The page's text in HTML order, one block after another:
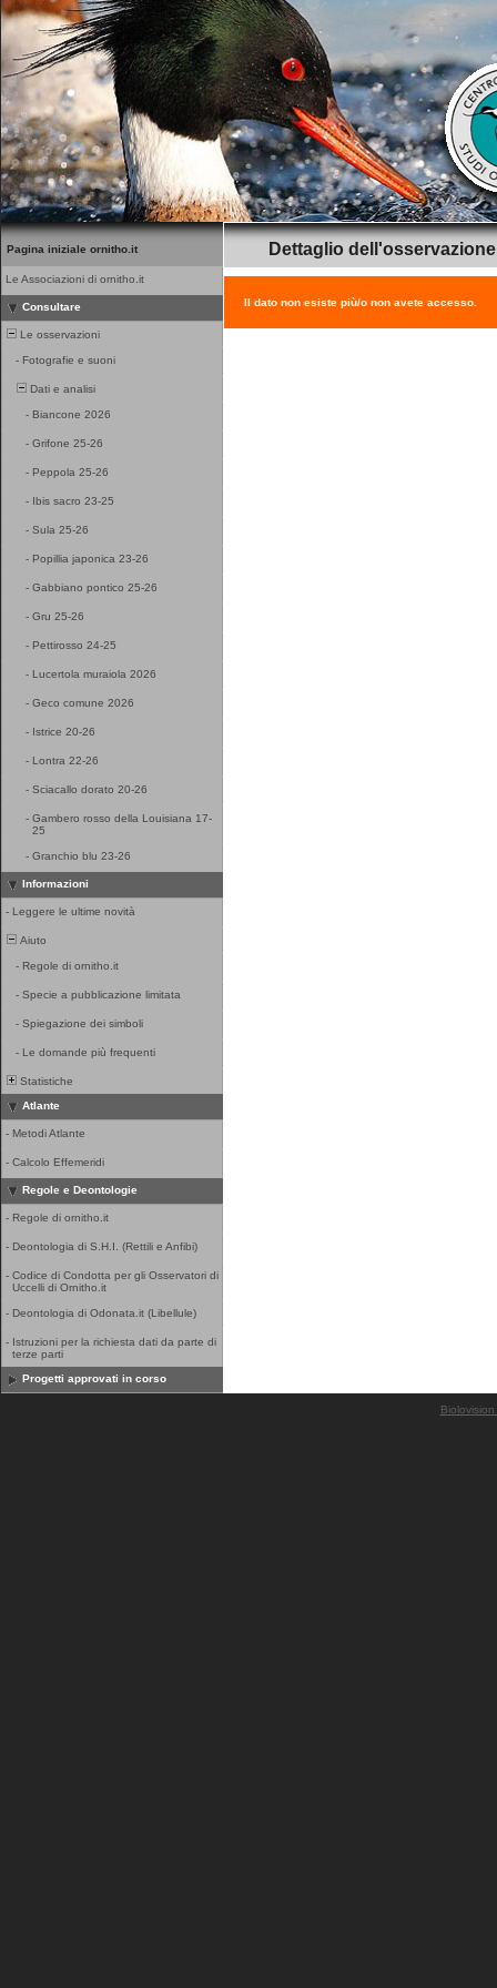
Pagina iniziale ornitho.it
Le Associazioni di ornitho.it
Consultare
Le osservazioni
- Fotografie e suoni
Dati e analisi
- Biancone 2026
- Grifone 25-26
- Peppola 25-26
- Ibis sacro 23-25
- Sula 25-26
- Popillia japonica 23-26
- Gabbiano pontico 25-26
- Gru 25-26
- Pettirosso 24-25
- Lucertola muraiola 2026
- Geco comune 2026
- Istrice 20-26
- Lontra 22-26
- Sciacallo dorato 20-26
- Gambero rosso della Louisiana 17-
25
- Granchio blu 23-26
Informazioni
- Leggere le ultime novità
Aiuto
- Regole di ornitho.it
- Specie a pubblicazione limitata
- Spiegazione dei simboli
- Le domande più frequenti
Statistiche
Atlante
- Metodi Atlante
- Calcolo Effemeridi
Regole e Deontologie
- Regole di ornitho.it
- Deontologia di S.H.I. (Rettili e Anfibi)
- Codice di Condotta per gli Osservatori di
Uccelli di Ornitho.it
- Deontologia di Odonata.it (Libellule)
- Istruzioni per la richiesta dati da parte di
terze parti
Progetti approvati in corso
Dettaglio dell'osservazione
Il dato non esiste più/o non avete accesso.
Biolovision